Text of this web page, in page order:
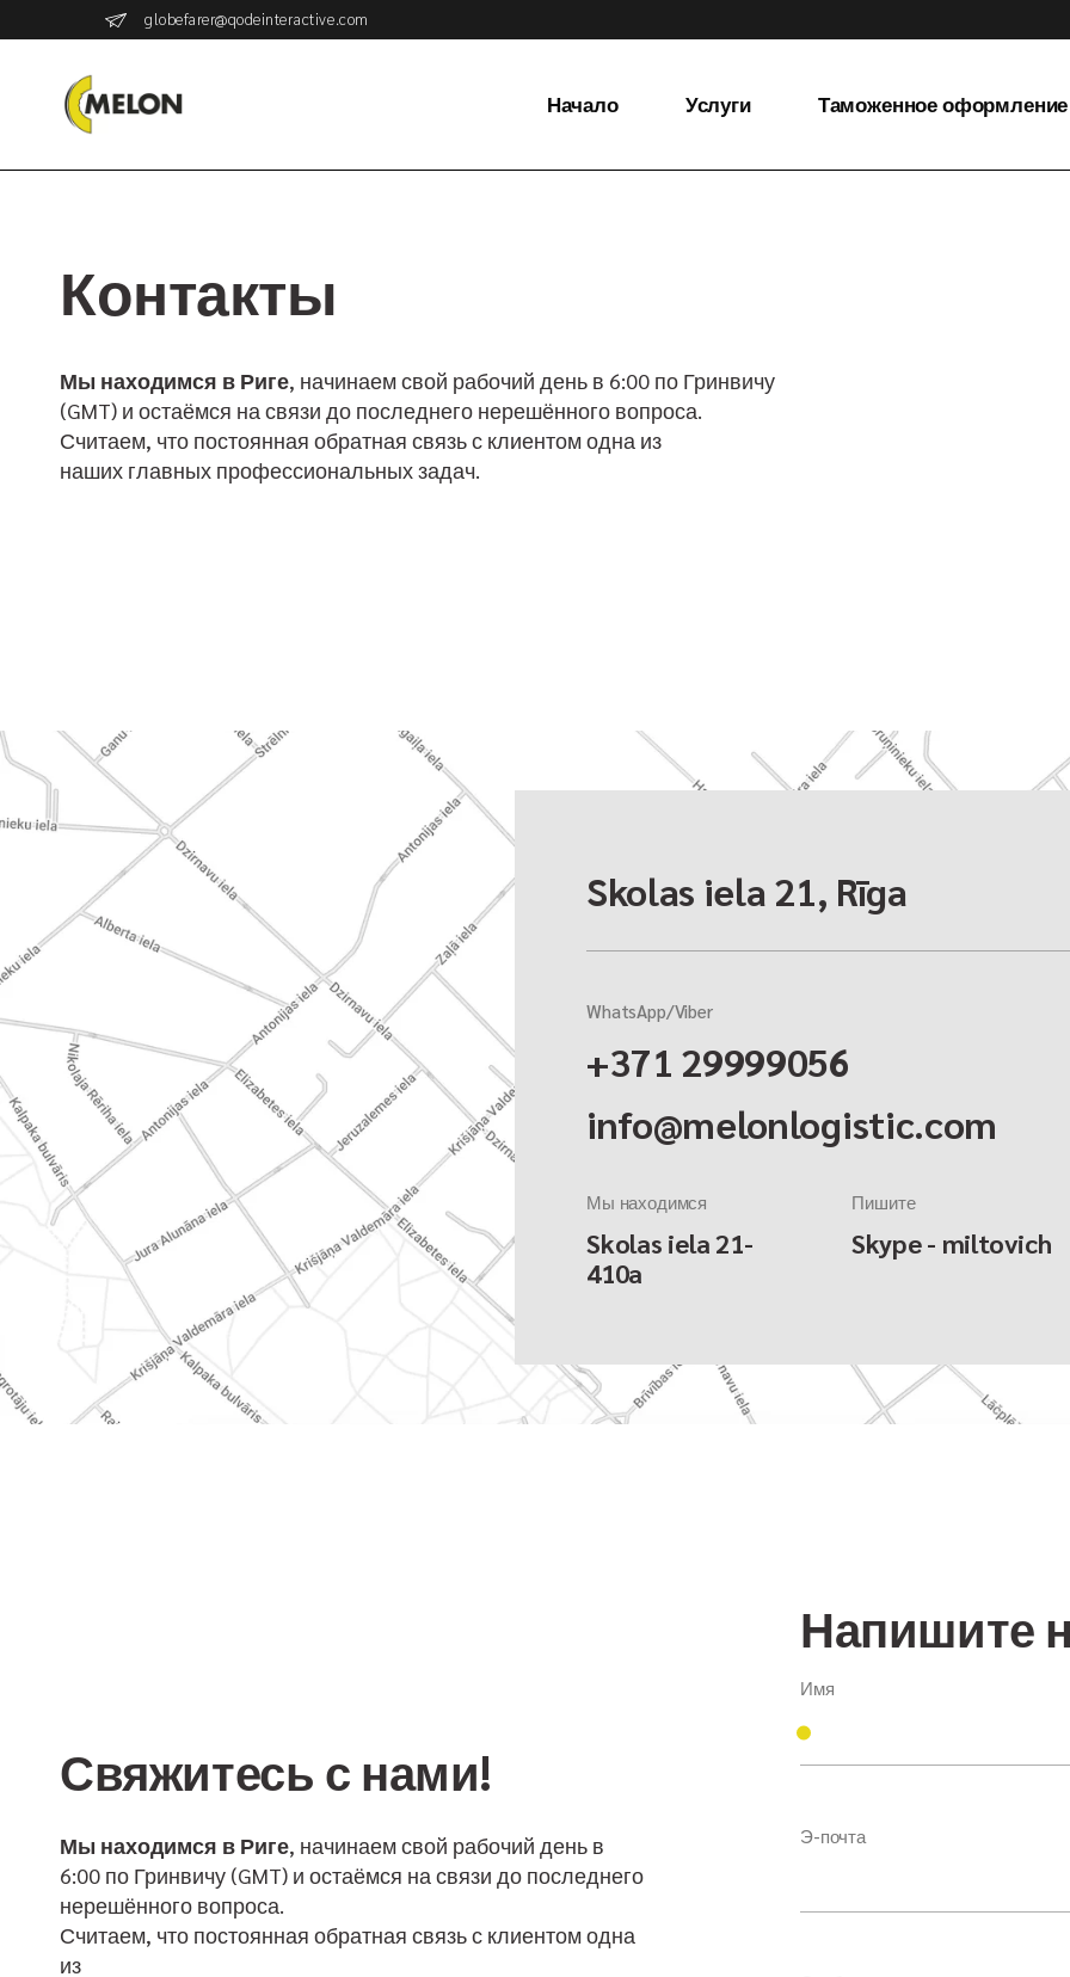
globefarer@qodeinteractive.com
Начало Услуги
температурным
режимом
Таможенное оформление
Контакты
Мы находимся в Риге, начинаем свой рабочий день в 6:00 по Гринвичу
(GMT) и остаёмся на связи до последнего нерешённого вопроса.
Считаем, что постоянная обратная связь с клиентом одна из
наших главных профессиональных задач.
Skolas iela 21, Rīga
WhatsApp/Viber
+371 29999056
info@melonlogistic.com
Мы находимся
Skolas iela 21-
410a
Пишите
Skype - miltovich
Свяжитесь с нами!
Мы находимся в Риге, начинаем свой рабочий день в
6:00 по Гринвичу (GMT) и остаёмся на связи до последнего
нерешённого вопроса.
Считаем, что постоянная обратная связь с клиентом одна
из
Напишите
Имя
Э-почта